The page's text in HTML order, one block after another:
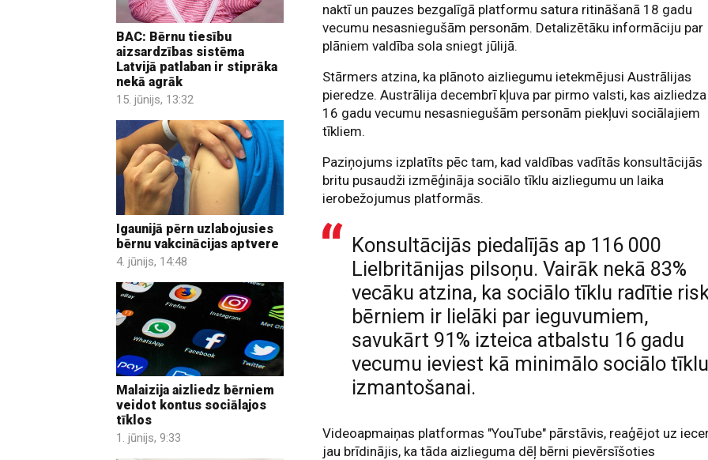
BAC: Bērnu tiesību
aizsardzības sistēma
Latvijā patlaban ir stiprāka
nekā agrāk
15. jūnijs, 13:32
Igaunijā pērn uzlabojusies
bērnu vakcinācijas aptvere
4. jūnijs, 14:48
Malaizija aizliedz bērniem
veidot kontus sociālajos
tīklos
1. jūnijs, 9:33
naktī un pauzes bezgalīgā platformu satura ritināšanā 18 gadu
vecumu nesasniegušām personām. Detalizētāku informāciju par
plāniem valdība sola sniegt jūlijā.
Stārmers atzina, ka plānoto aizliegumu ietekmējusi Austrālijas
pieredze. Austrālija decembrī kļuva par pirmo valsti, kas aizliedza
16 gadu vecumu nesasniegušām personām piekļuvi sociālajiem
tīkliem.
Paziņojums izplatīts pēc tam, kad valdības vadītās konsultācijās
britu pusaudži izmēģināja sociālo tīklu aizliegumu un laika
ierobežojumus platformās.
Konsultācijās piedalījās ap 116 000
Lielbritānijas pilsoņu. Vairāk nekā 83%
vecāku atzina, ka sociālo tīklu radītie
bērniem ir lielāki par ieguvumiem,
savukārt 91% izteica atbalstu 16 gadu
vecumu ieviest kā minimālo sociālo
izmantošanai.
Videoapmaiņas platformas "YouTube" pārstāvis, reaģējot uz
jau brīdinājis, ka tāda aizlieguma dēļ bērni pievērsīšoties